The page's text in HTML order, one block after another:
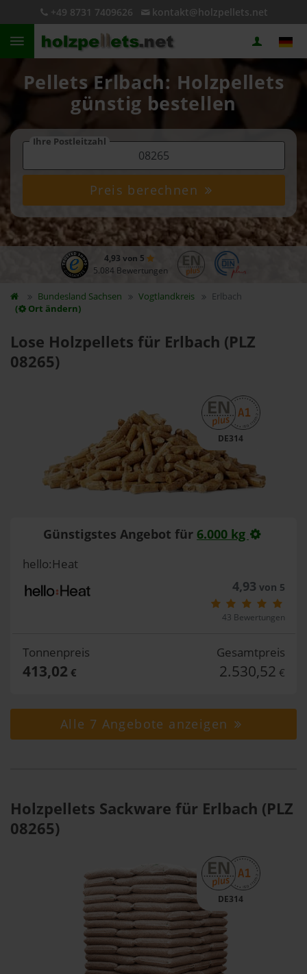
+49 8731 7409626 kontakt@holzpellets.net
Pellets Erlbach: Holzpellets
günstig bestellen
Ihre Postleitzahl
Preis berechnen
4,93 von 5
5.084 Bewertungen
Bundesland Sachsen Vogtlandkreis
Erlbach
(
Ort ändern)
Lose Holzpellets für Erlbach (PLZ
08265)
DE314
Günstigstes Angebot für 6.000 kg
hello:Heat
4,93 von 5
43 Bewertungen
Tonnenpreis
413,02 €
Gesamtpreis
2.530,52 €
Alle 7 Angebote anzeigen
Holzpellets Sackware für Erlbach (PLZ
08265)
DE314